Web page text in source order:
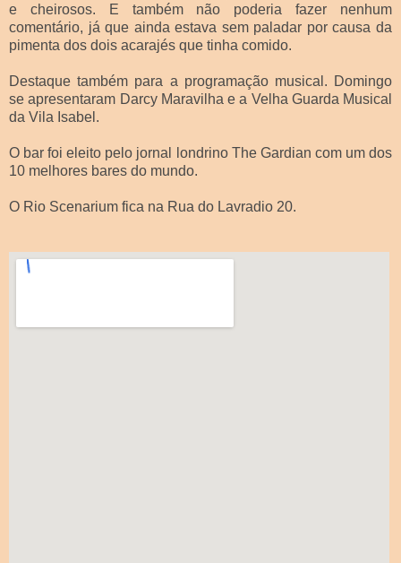
e cheirosos. E também não poderia fazer nenhum
comentário, já que ainda estava sem paladar por causa da
pimenta dos dois acarajés que tinha comido.
Destaque também para a programação musical. Domingo
se apresentaram Darcy Maravilha e a Velha Guarda Musical
da Vila Isabel.
O bar foi eleito pelo jornal londrino The Gardian com um dos
10 melhores bares do mundo.
O Rio Scenarium fica na Rua do Lavradio 20.